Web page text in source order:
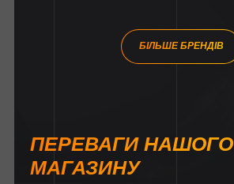
БІЛЬШЕ БРЕНДІВ
ПЕРЕВАГИ НАШОГО
МАГАЗИНУ